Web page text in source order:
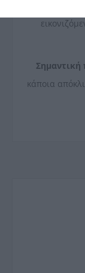
κάποια